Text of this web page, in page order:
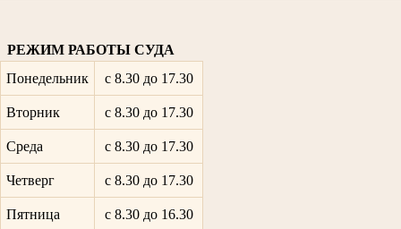
РЕЖИМ РАБОТЫ СУДА
Понедельник
с 8.30 до 17.30
Вторник с 8.30 до 17.30
Среда с 8.30 до 17.30
Четверг с 8.30 до 17.30
Пятница с 8.30 до 16.30